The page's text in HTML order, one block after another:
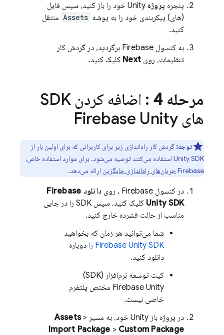
پنجره پروژه
Unity خود را باز کنید، سپس فایل
(های) پیکربندی خود را به پوشه Assets منتقل
کنید.
به کنسول Firebase برگردید، در گردش کار
تنظیمات، روی Next کلیک کنید.
مرحله 4
: اضافه کردن SDK
های Firebase Unity
توجه: گردش کار راه‌اندازی زیر برای کاربرانی که برای اولین بار از
Unity SDK استفاده می‌کنند توصیه می‌شود. برای موارد استفاده خاص،
Firebaseجریان‌های راه‌اندازی جایگزین ارائه می‌دهد.
در کنسول Firebase ، روی دانلود Firebase
UnitySDK
کلیک کنید، سپس SDK را در جایی
مناسب از حالت فشرده خارج کنید.
شما می‌توانید هر زمان که بخواهید
Firebase Unity SDK را
دوباره
دانلود کنید.
کیت توسعه نرم‌افزار (SDK)
Firebase Unity
مختص پلتفرم
خاصی نیست.
در پروژه باز Unity خود، به مسیر
Assets>
Import Package > Custom Package